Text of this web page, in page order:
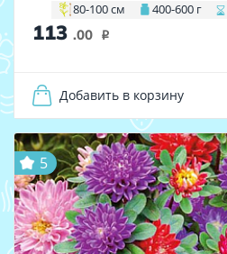
80-100 см 400-600 г
113 .00 i
Добавить в корзину
5